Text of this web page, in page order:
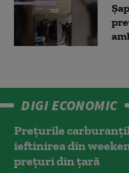
DIGI ECONOMIC
Prețurile
ieftinirea din
prețuri din țară